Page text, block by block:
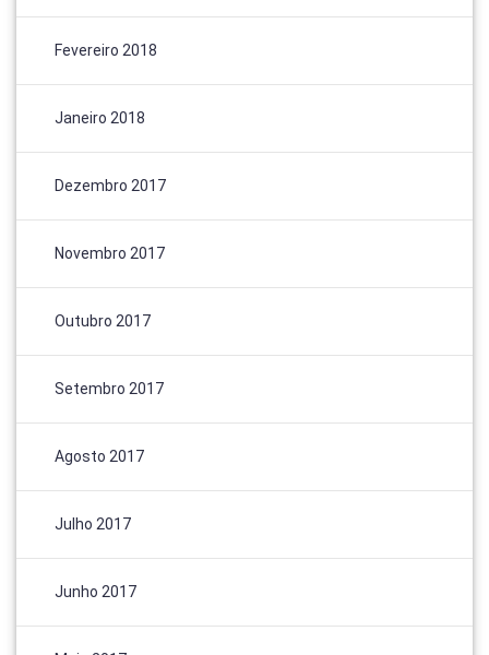
Fevereiro 2018
Janeiro 2018
Dezembro 2017
Novembro 2017
Outubro 2017
Setembro 2017
Agosto 2017
Julho 2017
Junho 2017